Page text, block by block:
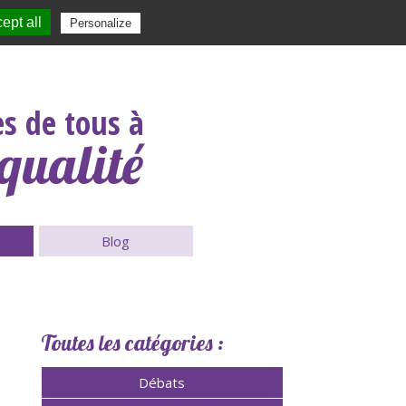
de tous à
Blog
Toutes les catégories :
Débats
Contact | |
all Personalize